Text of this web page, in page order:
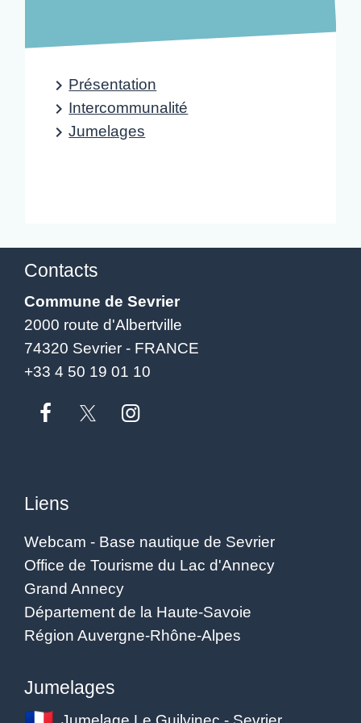
keyboard_arrow_rightPrésentation
keyboard_arrow_rightIntercommunalité
keyboard_arrow_rightJumelages
Contacts
Commune de Sevrier
2000 route d'Albertville
74320 Sevrier - FRANCE
+33 4 50 19 01 10
Liens
Webcam - Base nautique de Sevrier
Office de Tourisme du Lac d'Annecy
Grand Annecy
Département de la Haute-Savoie
Région Auvergne-Rhône-Alpes
Jumelages